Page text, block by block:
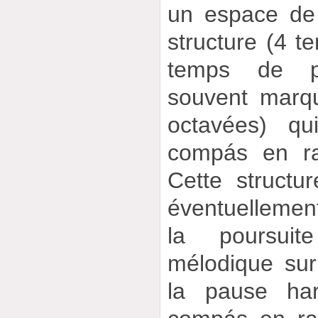
un espace
structure (4
temps de
souvent
octavées)
compás en
Cette
la
mélodique
la pause